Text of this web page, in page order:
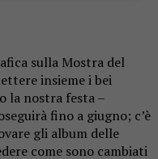
sulla Mostra del
insieme i bei
la nostra festa –
fino a giugno; c’è
gli album delle
come sono cambiati